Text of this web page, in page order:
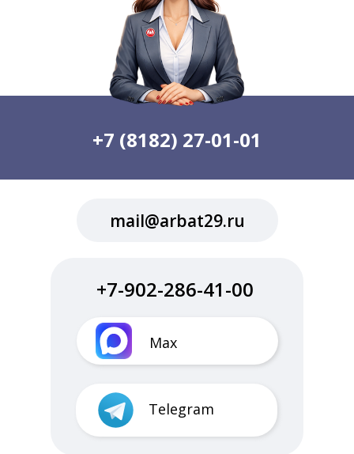
mail@arbat29.ru
+7 (8182) 27-01-01
Max
+7-902-286-41-00
Telegram